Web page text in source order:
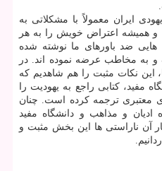
ایران معمولاً با مشكلاتی به
و همیشه اعتراض خویش را به هر
ضد باورهای ما نوشته شده
و به مخاطب عرضه نموده اند. در
این نكات مثبت را هم شاهدیم كه
مفید، كتابی راجع به یهودیت را
معتبری ترجمه كرده است. چنان
ادیان و مذاهب و دانشگاه مفید
آن ناراستی ها این بخش مثبت و